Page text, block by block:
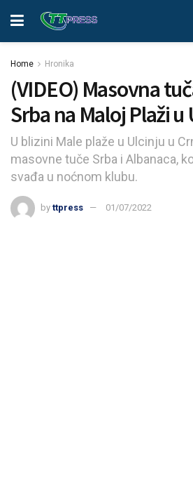
Home Hronika
(VIDEO) Masovna
Srba na Maloj Plaži u
U blizini Male plaže u Ulcinju u
masovne tuče Srba i Albanaca,
svađa u noćnom klubu.
by ttpress 01/07/2022